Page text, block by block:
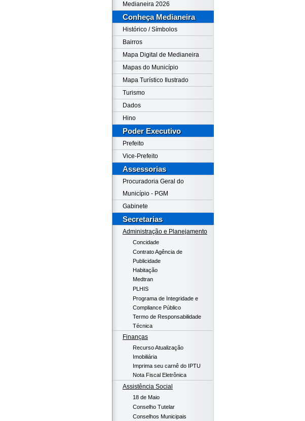
Medianeira 2026
Conheça Medianeira
Histórico / Símbolos
Bairros
Mapa Digital de Medianeira
Mapas do Município
Mapa Turístico Ilustrado
Turismo
Dados
Hino
Poder Executivo
Prefeito
Vice-Prefeito
Assessorias
Procuradoria Geral do
Município - PGM
Gabinete
Secretarias
Administração e Planejamento
Concidade
Contrato Agência de
Publicidade
Habitação
Medtran
PLHIS
Programa de Integridade e
Compliance Público
Termo de Responsabilidade
Técnica
Finanças
Recurso Atualização
Imobiliária
Imprima seu carnê do IPTU
Nota Fiscal Eletrônica
Assistência Social
18 de Maio
Conselho Tutelar
Conselhos Municipais